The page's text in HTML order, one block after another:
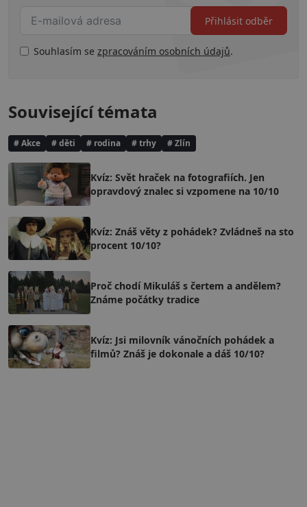
Souhlasím se zpracováním osobních údajů.
Přihlásit odběr
Související témata
# Akce # děti # rodina # trhy # Zlín
Kvíz: Svět hraček na fotografiích. Jen
opravdový znalec si vzpomene na 10/10
Kvíz: Znáš věty z pohádek? Zvládneš na sto
procent 10/10?
Proč chodí Mikuláš s čertem a andělem?
Známe počátky tradice
Kvíz: Jsi milovník vánočních pohádek a
filmů? Znáš je dokonale a dáš 10/10?